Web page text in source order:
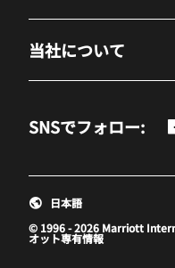
当社について
SNSでフォロー:
© 1996 - 2026 Marriott
オット専有情報
日本語